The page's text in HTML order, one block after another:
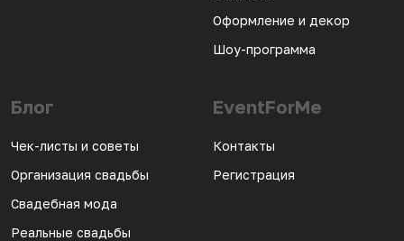
Оформление и декор
Шоу-программа
Блог
Чек-листы и советы
Организация свадьбы
Свадебная мода
Реальные свадьбы
EventForMe
Контакты
Регистрация